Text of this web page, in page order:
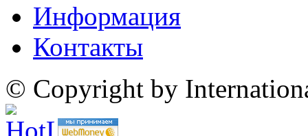
Информация
Контакты
© Copyright by